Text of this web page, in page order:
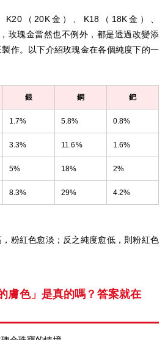
（20K金）、K18（18K金）、
玫瑰金當然也不例外，都是透過改變添
作。以下介紹玫瑰金在各個純度下的一
銀 銅 鈀
1.7% 5.8% 0.8%
3.3% 11.6% 1.6%
5% 18% 2%
8.3% 29% 4.2%
粉紅色愈淡；反之純度愈低，則粉紅色
膚色」是真的嗎？答案就在